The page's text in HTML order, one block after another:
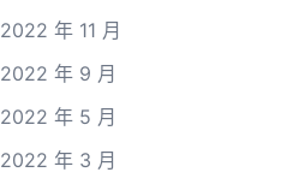
2022 年 11 月
2022 年 9 月
2022 年 5 月
2022 年 3 月